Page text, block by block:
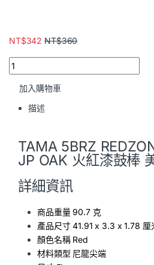
NT$342 NT$360
加入購物車
描述
TAMA 5BRZ
JP OAK 火紅漆鼓棒
詳細資訊
商品重量 90.7 克
產品尺寸 41.91 x 3.3 x 1.78 厘
顏色名稱 Red
材料類型 尼龍尖端